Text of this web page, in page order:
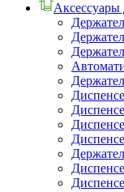
Аксессуары